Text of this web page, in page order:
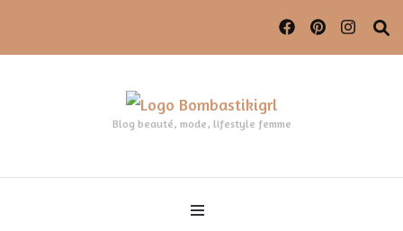
Blog beauté, mode, lifestyle femme